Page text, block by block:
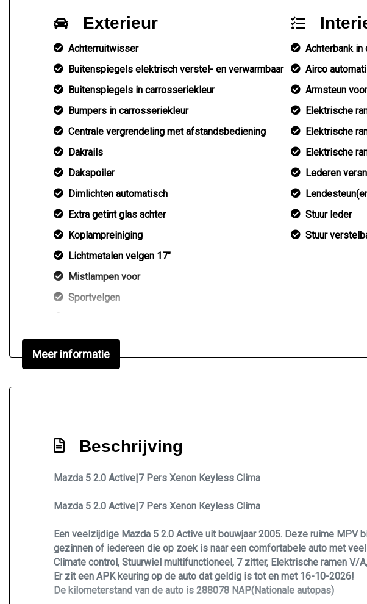
Exterieur
Achterruitwisser
Buitenspiegels elektrisch verstel- en verwarmbaar
Buitenspiegels in carrosseriekleur
Bumpers in carrosseriekleur
Centrale vergrendeling met afstandsbediening
Dakrails
Dakspoiler
Dimlichten automatisch
Extra getint glas achter
Koplampreiniging
Lichtmetalen velgen 17"
Mistlampen voor
Sportvelgen
Xenon koplampen
Achterbank in
Airco
Armsteun
Elektrische
Elektrische
Elektrische
Lederen
Stuur leder
Stuur
Meer informatie
Beschrijving
Mazda 5 2.0 Active|7 Pers Xenon Keyless Clima
Mazda 5 2.0 Active|7 Pers Xenon Keyless Clima
Een veelzijdige Mazda 5 2.0 Active uit bouwjaar 2005. Deze ruime
gezinnen of iedereen die op zoek is naar een comfortabele auto met
Climate control, Stuurwiel multifunctioneel, 7 zitter, Elektrische ramen V/
Er zit een APK keuring op de auto dat geldig is tot en met 16-10-2026!
De kilometerstand van de auto is 288078 NAP(Nationale autopas)